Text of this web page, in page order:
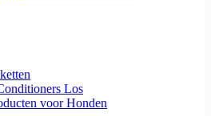
Los
voor Honden